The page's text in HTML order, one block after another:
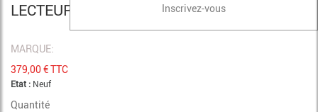
Inscrivez-vous
LECTEUR CD 538 NAD
MARQUE:
379,00€ TTC
Etat : Neuf
Quantité